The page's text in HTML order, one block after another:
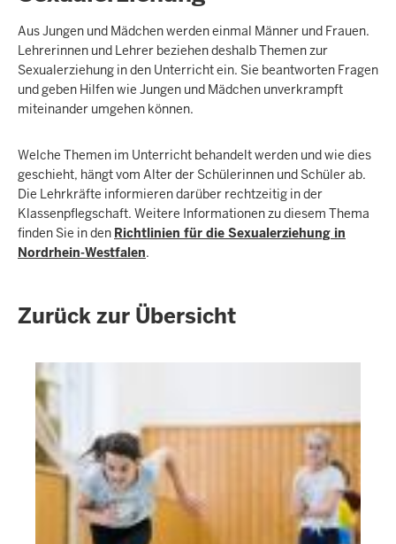
Aus Jungen und Mädchen werden einmal Männer und Frauen.
Lehrerinnen und Lehrer beziehen deshalb Themen zur
Sexualerziehung in den Unterricht ein. Sie beantworten Fragen
und geben Hilfen wie Jungen und Mädchen unverkrampft
miteinander umgehen können.
Welche Themen im Unterricht behandelt werden und wie dies
geschieht, hängt vom Alter der Schülerinnen und Schüler ab.
Die Lehrkräfte informieren darüber rechtzeitig in der
Klassenpflegschaft. Weitere Informationen zu diesem Thema
finden Sie in den Richtlinien für die Sexualerziehung in
Nordrhein-Westfalen.
Zurück zur Übersicht